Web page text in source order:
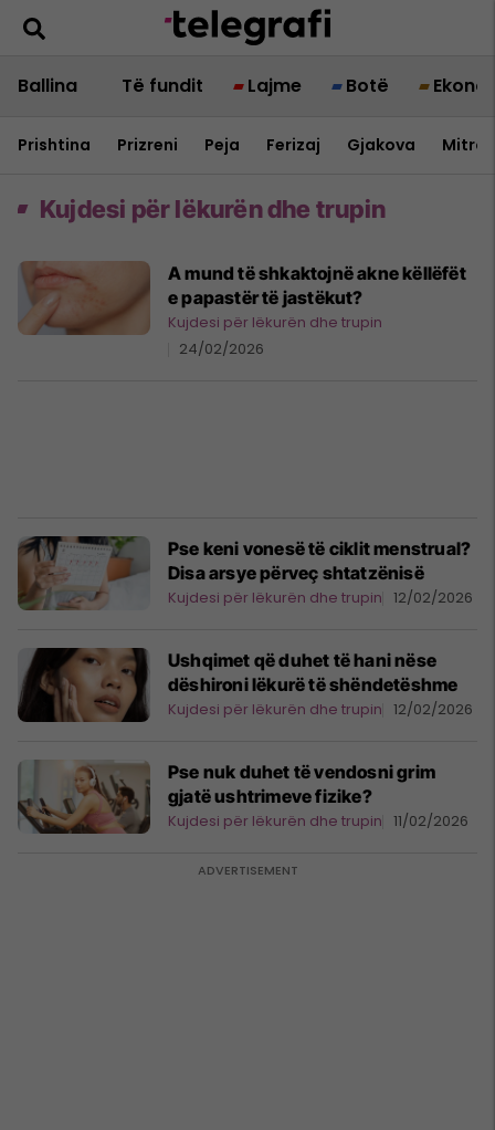
Ballina Të fundit Lajme Botë
Prishtina Prizreni Peja Ferizaj Gjakova
Kujdesi për lëkurën dhe trupin
A mund të shkaktojnë akne këllëfët
e papastër të jastëkut?
Kujdesi për lëkurën dhe trupin
24/02/2026
Pse keni vonesë të ciklit menstrual?
Disa arsye përveç shtatzënisë
Kujdesi për lëkurën dhe trupin 12/02/2026
Ushqimet që duhet të hani nëse
dëshironi lëkurë të shëndetëshme
Kujdesi për lëkurën dhe trupin 12/02/2026
Pse nuk duhet të vendosni grim
gjatë ushtrimeve fizike?
Kujdesi për lëkurën dhe trupin 11/02/2026